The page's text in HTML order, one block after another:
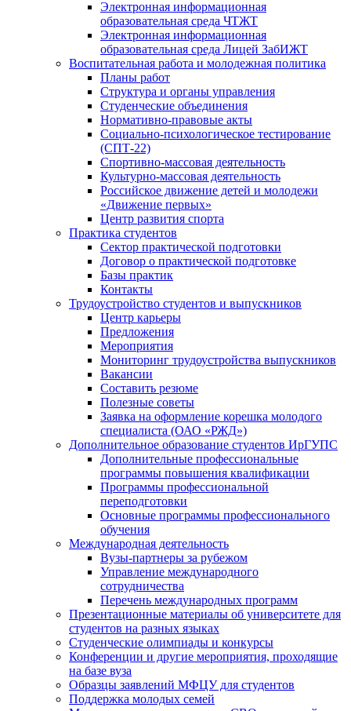
Электронная информационная
образовательная среда ЧТЖТ
Электронная информационная
образовательная среда Лицей ЗабИЖТ
Воспитательная работа и молодежная политика
Планы работ
Структура и органы управления
Студенческие объединения
Нормативно-правовые акты
Социально-психологическое тестирование
(СПТ-22)
Спортивно-массовая деятельность
Культурно-массовая деятельность
Российское движение детей и молодежи
«Движение первых»
Центр развития спорта
Практика студентов
Сектор практической подготовки
Договор о практической подготовке
Базы практик
Контакты
Трудоустройство студентов и выпускников
Центр карьеры
Предложения
Мероприятия
Мониторинг трудоустройства выпускников
Вакансии
Составить резюме
Полезные советы
Заявка на оформление корешка молодого
специалиста (ОАО «РЖД»)
Дополнительное образование студентов ИрГУПС
Дополнительные профессиональные
программы повышения квалификации
Программы профессиональной
переподготовки
Основные программы профессионального
обучения
Международная деятельность
Вузы-партнеры за рубежом
Управление международного
сотрудничества
Перечень международных программ
Презентационные материалы об университете для
студентов на разных языках
Студенческие олимпиады и конкурсы
Конференции и другие мероприятия, проходящие
на базе вуза
Образцы заявлений МФЦУ для студентов
Поддержка молодых семей